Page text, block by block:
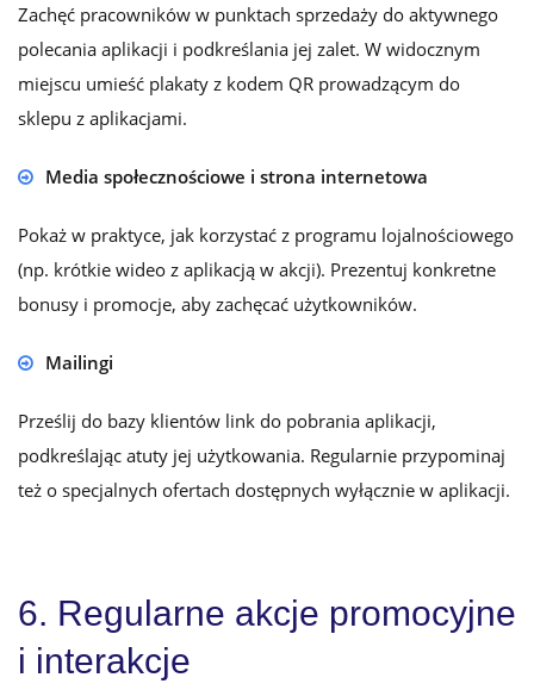
Zachęć pracowników w punktach sprzedaży do aktywnego
polecania aplikacji i podkreślania jej zalet. W widocznym
miejscu umieść plakaty z kodem QR prowadzącym do
sklepu z aplikacjami.
Media społecznościowe i strona internetowa
Pokaż w praktyce, jak korzystać z programu lojalnościowego
(np. krótkie wideo z aplikacją w akcji). Prezentuj konkretne
bonusy i promocje, aby zachęcać użytkowników.
Mailingi
Prześlij do bazy klientów link do pobrania aplikacji,
podkreślając atuty jej użytkowania. Regularnie przypominaj
też o specjalnych ofertach dostępnych wyłącznie w aplikacji.
6. Regularne akcje promocyjne
i interakcje